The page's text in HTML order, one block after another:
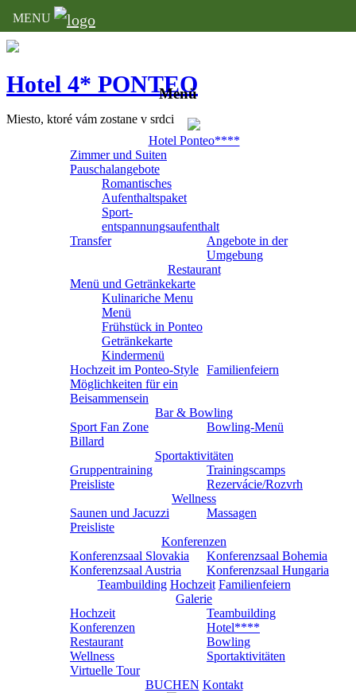
Hotel 4* PONTEO
Miesto, ktoré vám zostane v srdci
Menü
Hotel Ponteo****
Zimmer und Suiten
Pauschalangebote
Romantisches
Aufenthaltspaket
Sport-
entspannungsaufenthalt
Transfer
Angebote in der
Umgebung
Restaurant
Menü und Getränkekarte
Kulinariche Menu
Menü
Frühstück in Ponteo
Getränkekarte
Kindermenü
Hochzeit im Ponteo-Style Familienfeiern
Möglichkeiten für ein
Beisammensein
Bar & Bowling
Sport Fan Zone
Bowling-Menü
Billard
Sportaktivitäten
Gruppentraining
Trainingscamps
Preisliste
Rezervácie/Rozvrh
Wellness
Saunen und Jacuzzi
Massagen
Preisliste
Konferenzen
Konferenzsaal Slovakia
Konferenzsaal Bohemia
Konferenzsaal Austria
Konferenzsaal Hungaria
Teambuilding Hochzeit Familienfeiern
Galerie
Hochzeit
Teambuilding
Konferenzen
Hotel****
Restaurant
Bowling
Wellness
Sportaktivitäten
Virtuelle Tour
BUCHEN Kontakt
MENU